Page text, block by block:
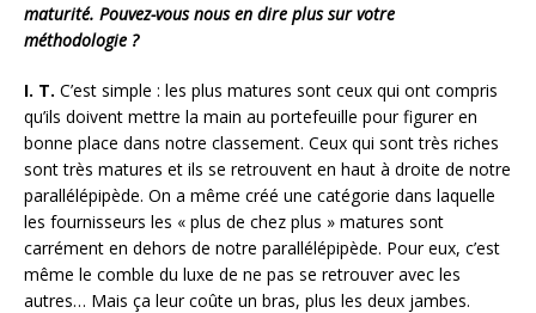
maturité. Pouvez-vous nous en dire plus sur votre
méthodologie ?
I. T. C’est simple : les plus matures sont ceux qui ont compris
qu’ils doivent mettre la main au portefeuille pour figurer en
bonne place dans notre classement. Ceux qui sont très riches
sont très matures et ils se retrouvent en haut à droite de notre
parallélépipède. On a même créé une catégorie dans laquelle
les fournisseurs les « plus de chez plus » matures sont
carrément en dehors de notre parallélépipède. Pour eux, c’est
même le comble du luxe de ne pas se retrouver avec les
autres… Mais ça leur coûte un bras, plus les deux jambes.